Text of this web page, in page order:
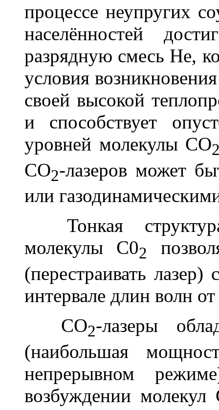
процессе неупругих
населённостей
разрядную смесь Не,
условия
своей высокой
и способствует
уровней молекулы CO
СО2-лазеров может
или
Тонкая
молекулы C02
(перестраивать
интервале длин волн
СО2-лазеры
(наибольшая
непрерывном
возбуждении молекул